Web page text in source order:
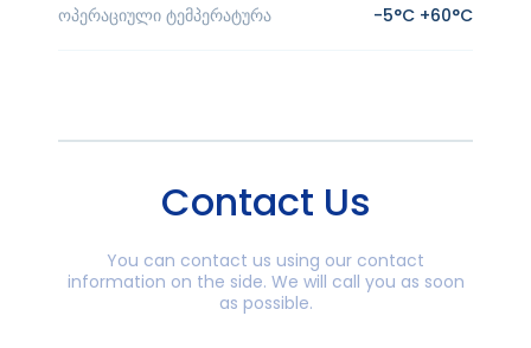
ოპერაციული ტემპერატურა -5°C +60°C
Contact Us
You can contact us using our contact
information on the side. We will call you as soon
as possible.